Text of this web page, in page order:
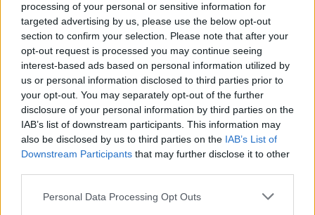
processing of your personal or sensitive information for
targeted advertising by us, please use the below opt-out
section to confirm your selection. Please note that after your
opt-out request is processed you may continue seeing
interest-based ads based on personal information utilized by
us or personal information disclosed to third parties prior to
your opt-out. You may separately opt-out of the further
disclosure of your personal information by third parties on the
IAB’s list of downstream participants. This information may
also be disclosed by us to third parties on the IAB’s List of
Downstream Participants that may further disclose it to other
Personal Data Processing Opt Outs